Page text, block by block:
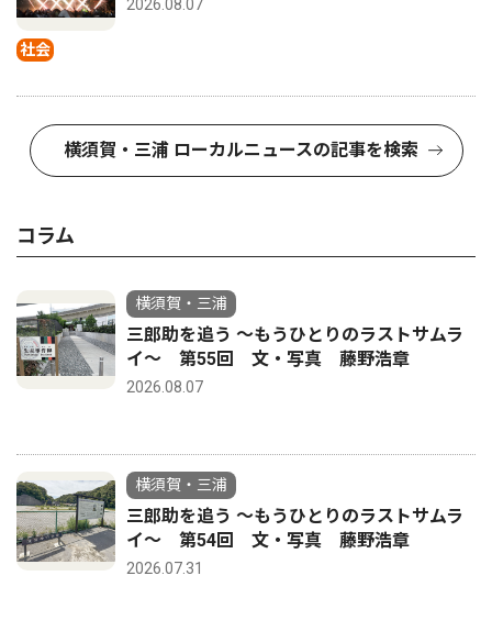
社会
2026.08.07
横須賀・三浦 ローカルニュースの記事を検索
コラム
横須賀・三浦
三郎助を追う 〜もうひとりのラストサムラ
イ〜 第55回 文・写真 藤野浩章
2026.08.07
横須賀・三浦
三郎助を追う 〜もうひとりのラストサムラ
イ〜 第54回 文・写真 藤野浩章
2026.07.31